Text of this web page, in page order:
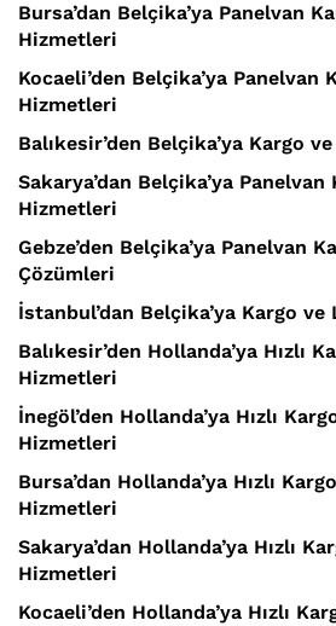
Bursa’dan Belçika’ya Panelvan
Hizmetleri
Kocaeli’den Belçika’ya
Hizmetleri
Balıkesir’den Belçika’ya Kargo
Sakarya’dan Belçika’ya
Hizmetleri
Gebze’den Belçika’ya Panelvan
Çözümleri
İstanbul’dan Belçika’ya Kargo
Balıkesir’den Hollanda’ya Hızlı
Hizmetleri
İnegöl’den Hollanda’ya Hızlı
Hizmetleri
Bursa’dan Hollanda’ya Hızlı
Hizmetleri
Sakarya’dan Hollanda’ya Hızlı
Hizmetleri
Kocaeli’den Hollanda’ya Hızlı